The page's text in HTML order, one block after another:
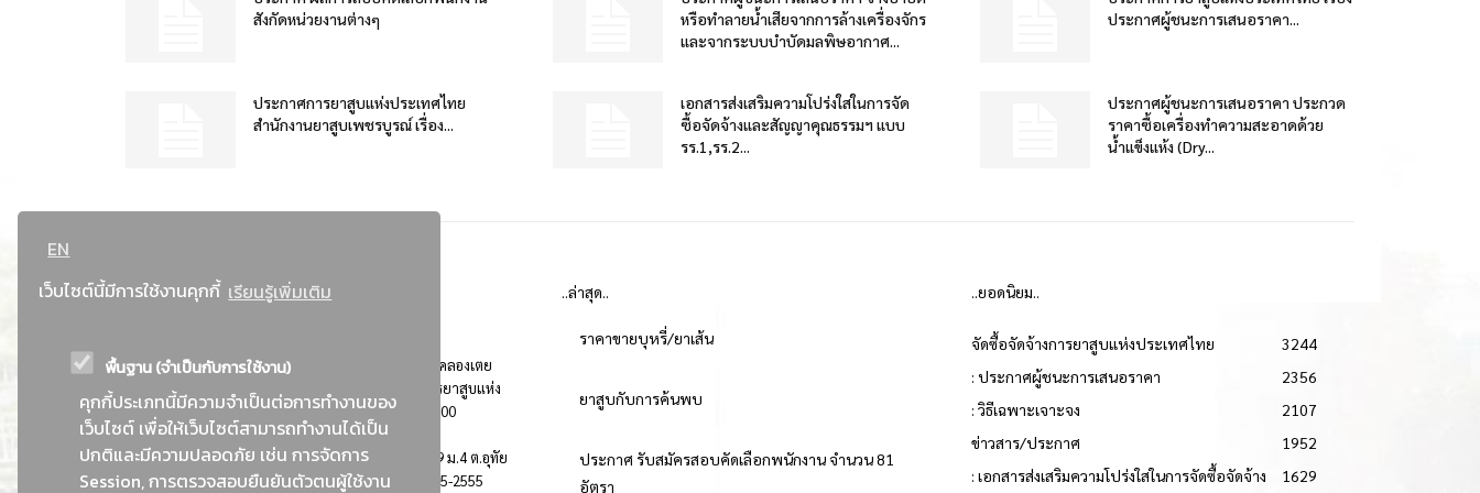
EN
เว็บไซต์นี้มีการใช้งานคุกกี้ เรียนรู้เพิ่มเติม
พื้นฐาน (จำเป็นกับการใช้งาน)
คุกกี้ประเภทนี้มีความจำเป็นต่อการทำงานของ
เว็บไซต์ เพื่อให้เว็บไซต์สามารถทำงานได้เป็น
ปกติและมีความปลอดภัย เช่น การจัดการ
Session, การตรวจสอบยืนยันตัวตนผู้ใช้งาน
สังกัดหน่วยงานต่างๆ
หรือทำลายน้ำเสียจากการล้างเครื่องจักร
และจากระบบบำบัดมลพิษอากาศ...
ประกาศผู้ชนะการเสนอราคา...
ประกาศการยาสูบแห่งประเทศไทย
สำนักงานยาสูบเพชรบูรณ์ เรื่อง...
เอกสารส่งเสริมความโปร่งใสในการจัด
ซื้อจัดจ้างและสัญญาคุณธรรมฯ แบบ
รร.1,รร.2...
ประกาศผู้ชนะการเสนอราคา ประกวด
ราคาซื้อเครื่องทำความสะอาดด้วย
น้ำแข็งแห้ง (Dry...
ที่อยู่ : 184 ถนนพระรามที่ 4 แขวงคลองเตย เขตคลองเตย
กรุงเทพมหานคร 10110 ติดต่อประชาสัมพันธ์ การยาสูบแห่ง
ประเทศไทย Call center โทร. 0-2229-1000
การยาสูบแห่งประเทศไทย พระนครศรีอยุธยา : 999 ม.4 ต.อุทัย
อ.อุทัย จ.พระนครศรีอยุธยา 13210 โทร. 0-3535-2555
..ล่าสุด..
ราคาขายบุหรี่/ยาเส้น
ยาสูบกับการค้นพบ
ประกาศ รับสมัครสอบคัดเลือกพนักงาน จำนวน 81
อัตรา
..ยอดนิยม..
จัดซื้อจัดจ้างการยาสูบแห่งประเทศไทย
3244
: ประกาศผู้ชนะการเสนอราคา
2356
: วิธีเฉพาะเจาะจง
2107
ข่าวสาร/ประกาศ
1952
: เอกสารส่งเสริมความโปร่งใสในการจัดซื้อจัดจ้าง
1629